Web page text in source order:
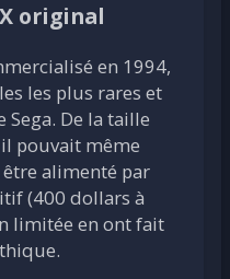
original
en 1994,
les plus rares et
De la taille
pouvait même
alimenté par
(400 dollars à
limitée en ont fait